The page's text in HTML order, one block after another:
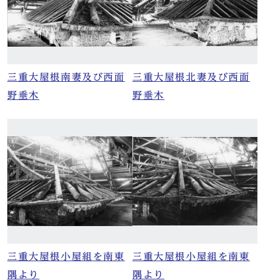
三重大屋根南妻及び西面
野垂木
三重大屋根北妻及び西面
野垂木
三重大屋根小屋組を南東
隅より
三重大屋根小屋組を南東
隅より